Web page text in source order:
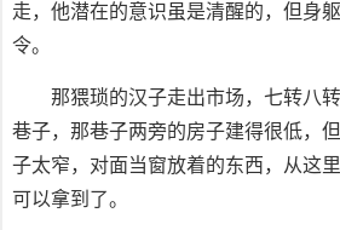
走，他潜在的意识虽是清醒的，但身
令。
那猥琐的汉子走出市场，七转八
巷子，那巷子两旁的房子建得很低，
子太窄，对面当窗放着的东西，从这
可以拿到了。